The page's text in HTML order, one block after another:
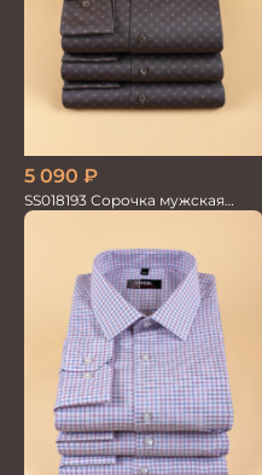
5 090 ₽
SS018193 Сорочка мужская
GROSTYLE PRIME